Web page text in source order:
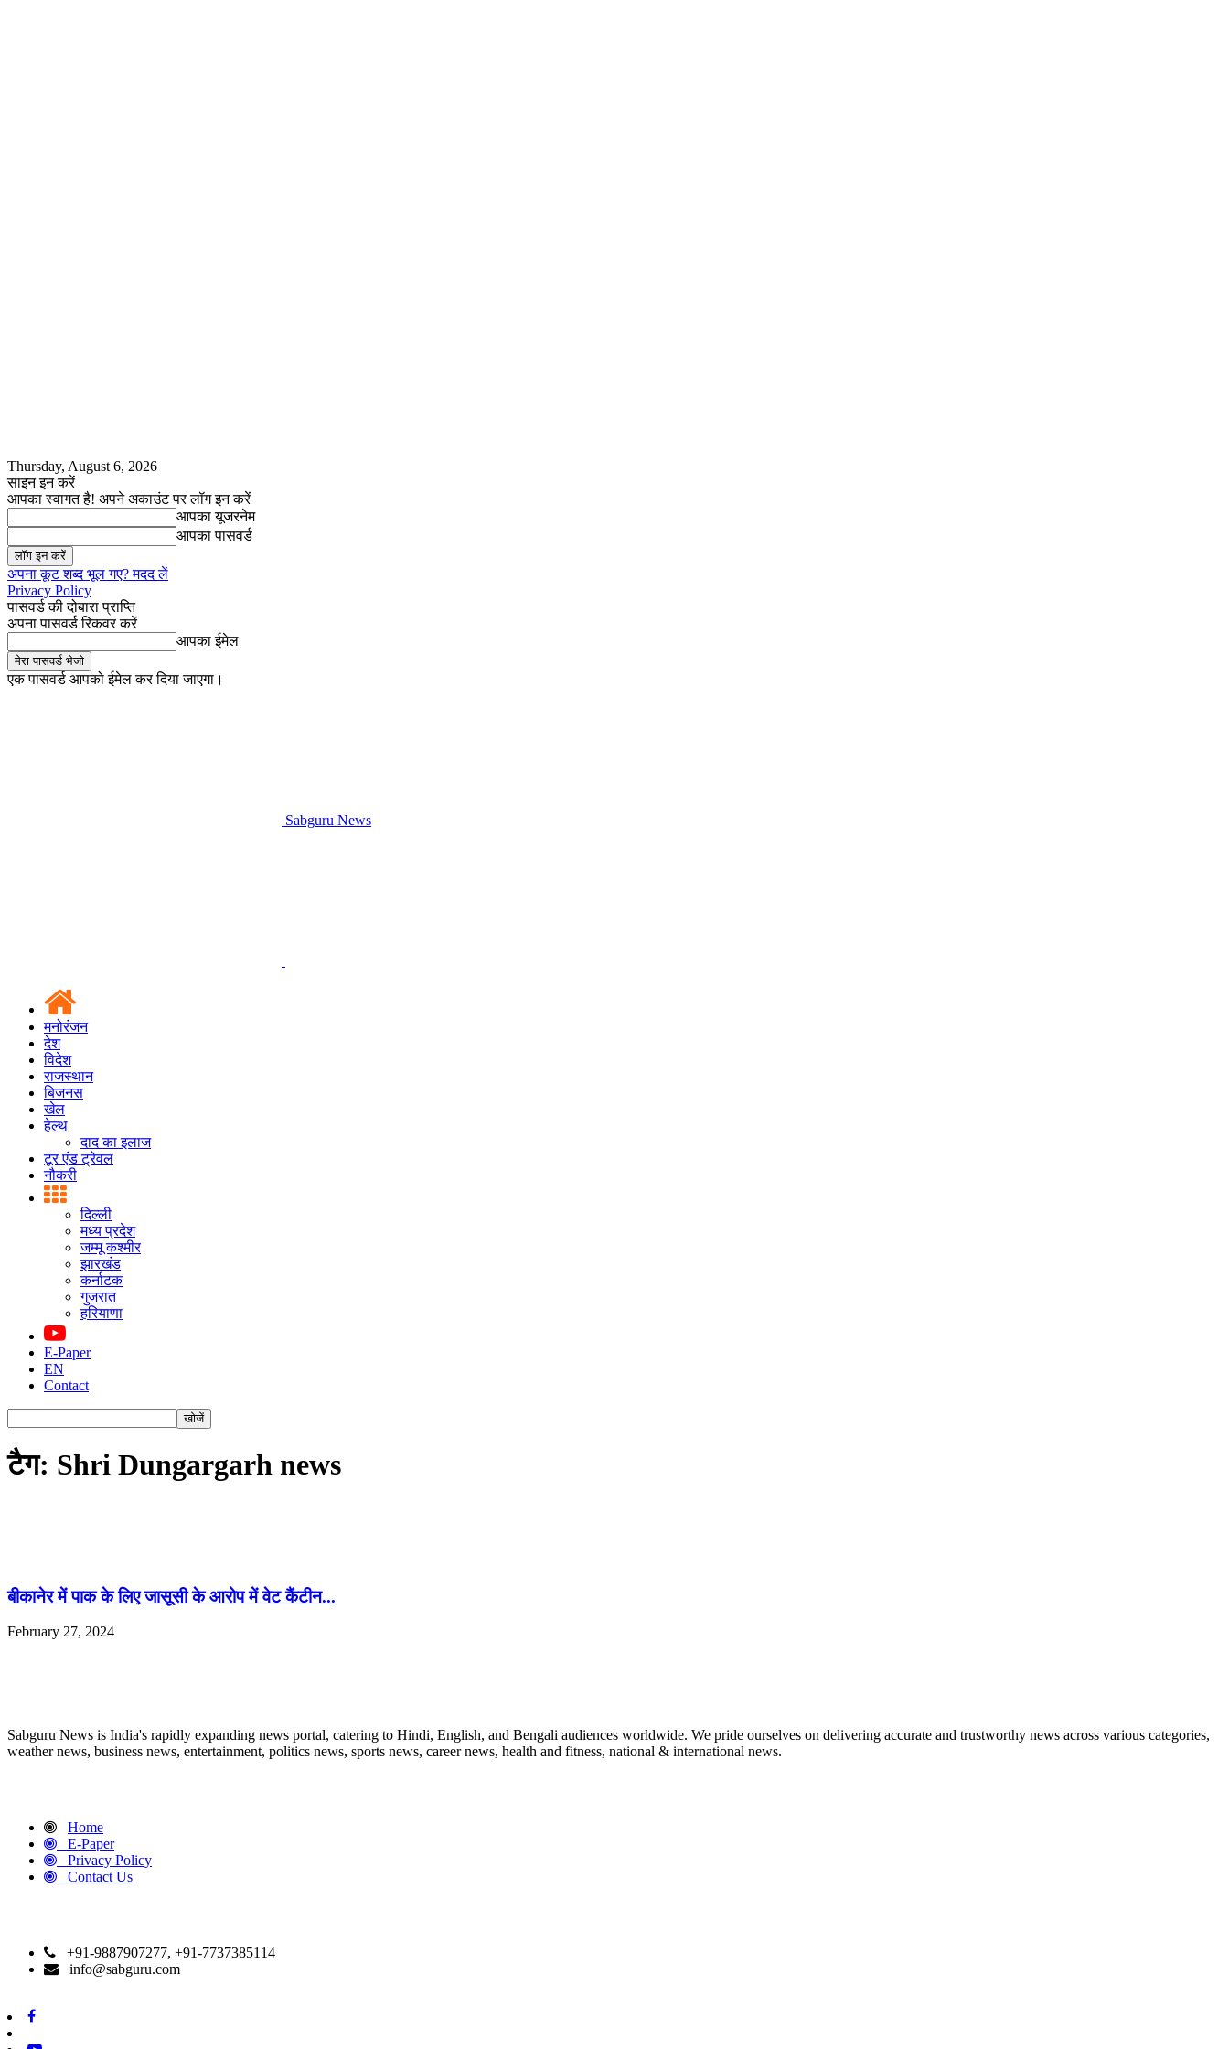
Thursday, August 6, 2026
साइन इन करें
आपका स्वागत है! अपने अकाउंट पर लॉग इन करें
आपका यूजरनेम
आपका पासवर्ड
अपना कूट शब्द भूल गए? मदद लें
Privacy Policy
पासवर्ड की दोबारा प्राप्ति
अपना पासवर्ड रिकवर करें
आपका ईमेल
एक पासवर्ड आपको ईमेल कर दिया जाएगा।
Sabguru News
मनोरंजन
देश
विदेश
राजस्थान
बिजनस
खेल
हेल्थ
दाद का इलाज
टूर एंड ट्रेवल
नौकरी
दिल्ली
मध्य प्रदेश
जम्मू कश्मीर
झारखंड
कर्नाटक
गुजरात
हरियाणा
E-Paper
EN
Contact
टैग: Shri Dungargarh news
बीकानेर में पाक के लिए जासूसी के आरोप में वेट कैंटीन...
February 27, 2024
Sabguru News is India's rapidly expanding news portal, catering to Hindi, English, and Bengali audiences worldwide. We pride ourselves on delivering accurate and trustworthy news across various categories,
weather news, business news, entertainment, politics news, sports news, career news, health and fitness, national & international news.
Home
E-Paper
Privacy Policy
Contact Us
+91-9887907277, +91-7737385114
info@sabguru.com